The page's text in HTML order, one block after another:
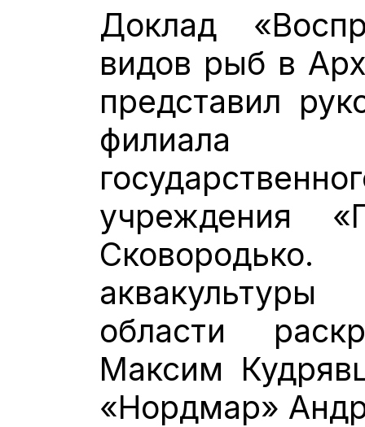
Доклад
видов рыб в
представил
филиала
учреждения
области
Максим
«Нордмар»